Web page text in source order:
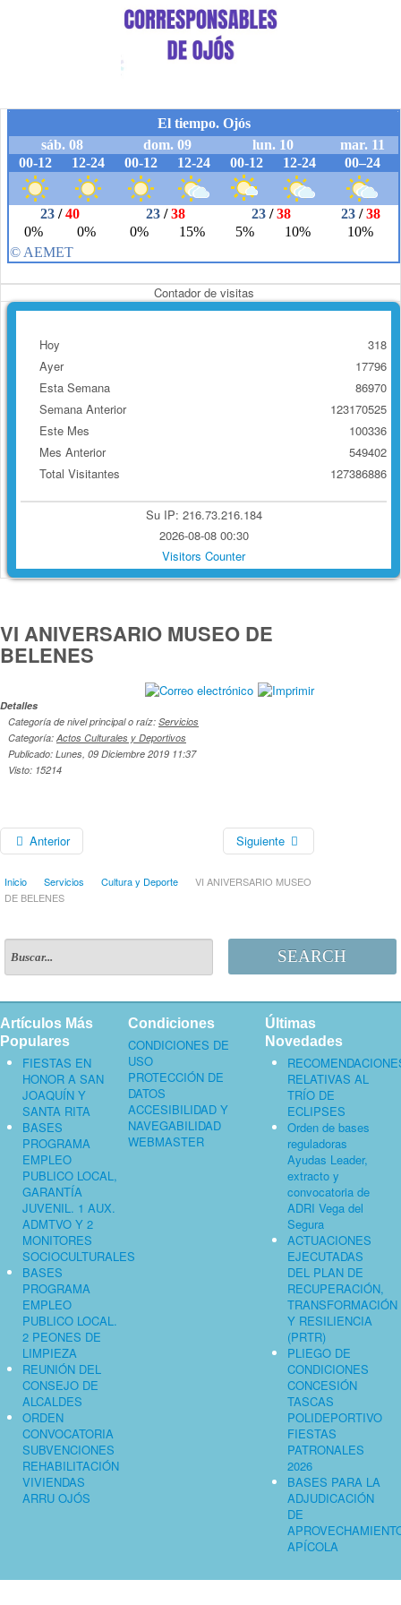
Contador de visitas
Hoy
Ayer
Esta Semana
Semana Anterior
Este Mes
Mes Anterior
Total Visitantes
318
17796
86970
123170525
100336
549402
127386886
Su IP: 216.73.216.184
2026-08-08 00:30
Visitors Counter
VI ANIVERSARIO MUSEO DE
BELENES
Detalles
Categoría de nivel principal o raíz: Servicios
Categoría: Actos Culturales y Deportivos
Publicado: Lunes, 09 Diciembre 2019 11:37
Visto: 15214
Anterior Siguiente
Inicio Servicios Cultura y Deporte
VI ANIVERSARIO MUSEO
DE BELENES
SEARCH
Artículos Más
Populares
FIESTAS EN
HONOR A SAN
JOAQUÍN Y
SANTA RITA
BASES
PROGRAMA
EMPLEO
PUBLICO LOCAL,
GARANTÍA
JUVENIL. 1 AUX.
ADMTVO Y 2
MONITORES
SOCIOCULTURALES
BASES
PROGRAMA
EMPLEO
PUBLICO LOCAL.
2 PEONES DE
LIMPIEZA
REUNIÓN DEL
CONSEJO DE
ALCALDES
ORDEN
CONVOCATORIA
SUBVENCIONES
REHABILITACIÓN
VIVIENDAS
ARRU OJÓS
Condiciones
CONDICIONES DE
USO
PROTECCIÓN DE
DATOS
ACCESIBILIDAD Y
NAVEGABILIDAD
WEBMASTER
Últimas
Novedades
RELATIVAS AL
TRÍO DE
ECLIPSES
Orden de bases
reguladoras
Ayudas Leader,
extracto y
convocatoria de
ADRI Vega del
Segura
ACTUACIONES
EJECUTADAS
DEL PLAN DE
RECUPERACIÓN,
TRANSFORMACIÓN
Y RESILIENCIA
(PRTR)
PLIEGO DE
CONDICIONES
CONCESIÓN
TASCAS
POLIDEPORTIVO
FIESTAS
PATRONALES
2026
BASES PARA LA
ADJUDICACIÓN
DE
APÍCOLA